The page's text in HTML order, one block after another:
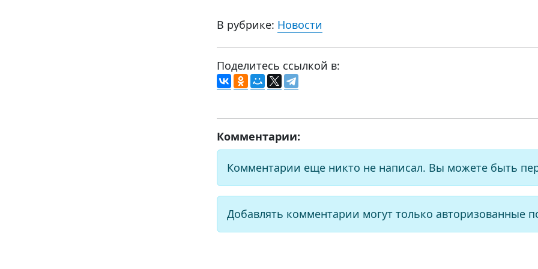
В рубрике: Новости
Поделитесь ссылкой в:
Комментарии:
Комментарии еще никто не написал. Вы можете быть
Добавлять комментарии могут только авторизованные